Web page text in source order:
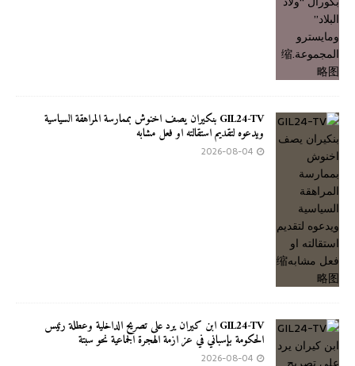
GIL24-TV بنكيران يصف اخنوش بممارسة المراهقة السياسية
ويدعوه لتقديم استقالته او فعل مشابه
2026-08-04
GIL24-TV ابن كيران يرد على تصريح الداخلية وعطلة رئيس
الحكومة بإسباني في عز ازمة الهجرة الجماعية نحو سبتة
2026-08-04